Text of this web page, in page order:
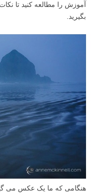
آموزش را مطالعه کنید تا
بگیرید.
هنگامی که ما یک عکس می